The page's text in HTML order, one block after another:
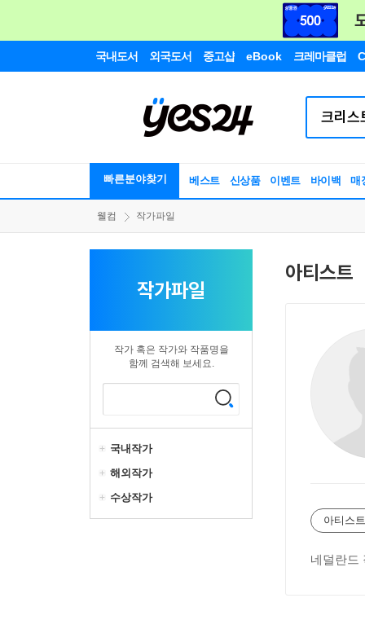
국내도서 외국도서 중고샵 eBook 크레마클럽
빠른분야찾기 베스트 신상품 이벤트 바이백 매
웰컴 작가파일
작가파일
작가 혹은 작가와 작품명을
함께 검색해 보세요.
국내작가
해외작가
수상작가
아티스트
아티스
네덜란드